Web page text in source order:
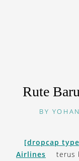
Rute
BY
[dropcap
Airlines
terus